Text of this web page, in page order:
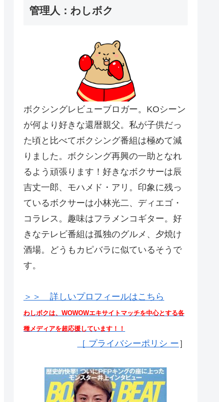
管理人：わしボク
ボクシングレビューブロガー。KOシーン
が何より好きな還暦親父。私が子供だっ
た頃と比べてボクシング番組は極めて減
りました。ボクシング再興の一助となれ
るよう頑張ります！好きなボクサーは辰
吉丈一郎、モハメド・アリ。印象に残っ
ているボクサーは小林光二、ディエゴ・
コラレス。趣味はフラメンコギター。好
きなテレビ番組は孤独のグルメ、夕焼け
酒場。どうもカピバラに似ているそうで
す。
＞＞ 詳しいプロフィールはこちら
わしボクは、WOWOWエキサイトマッチを中心とする各
種メディアを超応援しています！！
［ プライバシーポリシ ー］